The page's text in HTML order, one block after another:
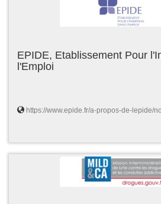
EPIDE, Etablissement Pour
l'Emploi
https://www.epide.fr/a-propos-de-lepide/